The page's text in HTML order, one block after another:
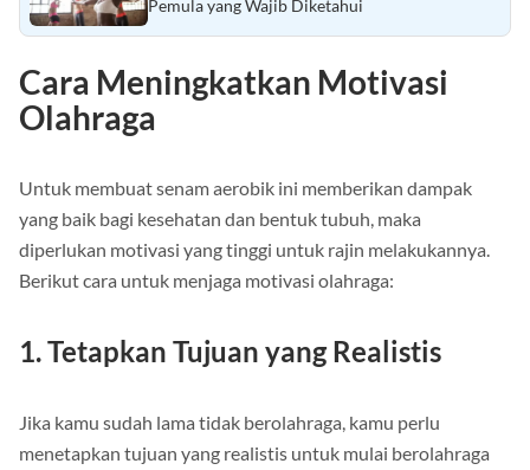
Pemula yang Wajib Diketahui
Cara Meningkatkan Motivasi
Olahraga
Untuk membuat senam aerobik ini memberikan dampak
yang baik bagi kesehatan dan bentuk tubuh, maka
diperlukan motivasi yang tinggi untuk rajin melakukannya.
Berikut cara untuk menjaga motivasi olahraga:
1. Tetapkan Tujuan yang Realistis
Jika kamu sudah lama tidak berolahraga, kamu perlu
menetapkan tujuan yang realistis untuk mulai berolahraga